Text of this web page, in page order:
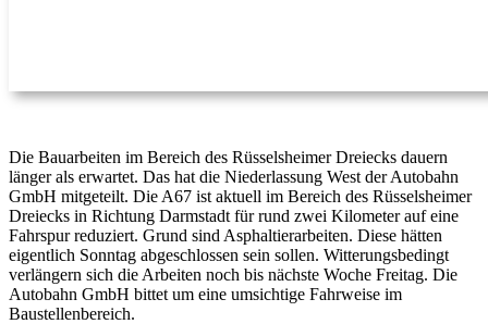
Die Bauarbeiten im Bereich des Rüsselsheimer Dreiecks dauern
länger als erwartet. Das hat die Niederlassung West der Autobahn
GmbH mitgeteilt. Die A67 ist aktuell im Bereich des Rüsselsheimer
Dreiecks in Richtung Darmstadt für rund zwei Kilometer auf eine
Fahrspur reduziert. Grund sind Asphaltierarbeiten. Diese hätten
eigentlich Sonntag abgeschlossen sein sollen. Witterungsbedingt
verlängern sich die Arbeiten noch bis nächste Woche Freitag. Die
Autobahn GmbH bittet um eine umsichtige Fahrweise im
Baustellenbereich.